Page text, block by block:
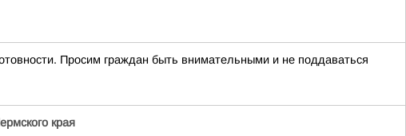
Просим граждан быть внимательными и не поддаваться
края